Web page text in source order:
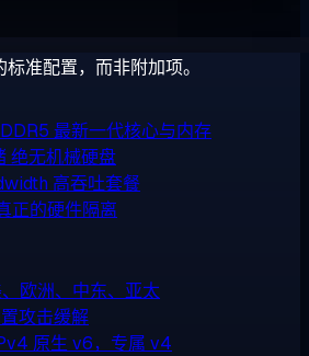
准配置，而非附加项。
最新一代核心与内存
绝无机械硬盘
高吞吐套餐
正的硬件隔离
欧洲、中东、亚太
攻击缓解
原生 v6，专属 v4